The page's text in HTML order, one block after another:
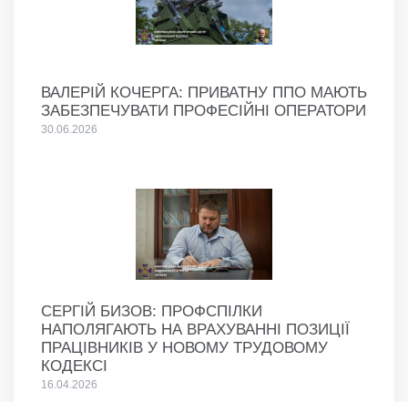
ВАЛЕРІЙ КОЧЕРГА: ПРИВАТНУ ППО МАЮТЬ
ЗАБЕЗПЕЧУВАТИ ПРОФЕСІЙНІ ОПЕРАТОРИ
30.06.2026
СЕРГІЙ БИЗОВ: ПРОФСПІЛКИ
НАПОЛЯГАЮТЬ НА ВРАХУВАННІ ПОЗИЦІЇ
ПРАЦІВНИКІВ У НОВОМУ ТРУДОВОМУ
КОДЕКСІ
16.04.2026